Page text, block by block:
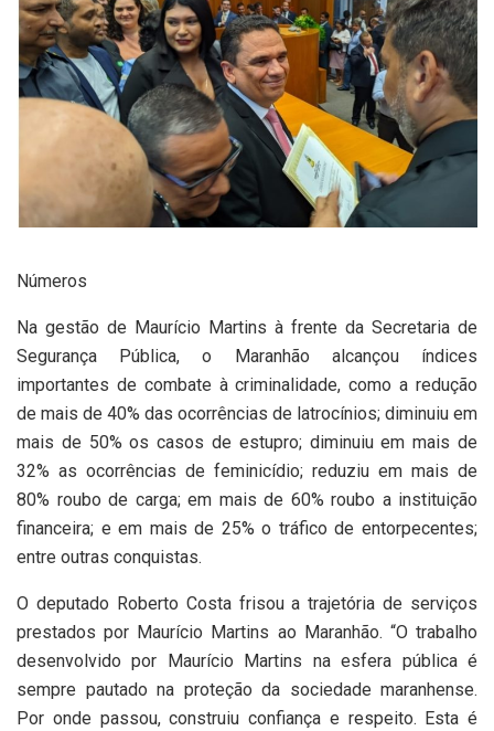
Números
Na gestão de Maurício Martins à frente da Secretaria de
Segurança Pública, o Maranhão alcançou índices
importantes de combate à criminalidade, como a redução
de mais de 40% das ocorrências de latrocínios; diminuiu em
mais de 50% os casos de estupro; diminuiu em mais de
32% as ocorrências de feminicídio; reduziu em mais de
80% roubo de carga; em mais de 60% roubo a instituição
financeira; e em mais de 25% o tráfico de entorpecentes;
entre outras conquistas.
O deputado Roberto Costa frisou a trajetória de serviços
prestados por Maurício Martins ao Maranhão. “O trabalho
desenvolvido por Maurício Martins na esfera pública é
sempre pautado na proteção da sociedade maranhense.
Por onde passou, construiu confiança e respeito. Esta é